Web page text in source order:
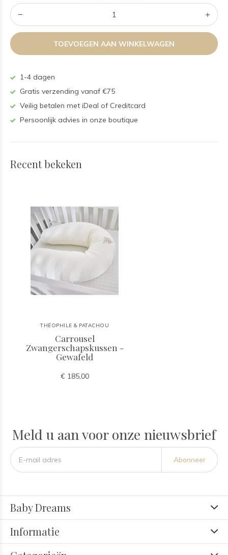
TOEVOEGEN AAN WINKELWAGEN
1-4 dagen
Gratis verzending vanaf €75
Veilig betalen met iDeal of Creditcard
Persoonlijk advies in onze boutique
Recent bekeken
THÉOPHILE & PATACHOU
Carrousel
Zwangerschapskussen -
Gewafeld
€ 185,00
Meld u aan voor onze nieuwsbrief
Abonneer
Baby Dreams
Informatie